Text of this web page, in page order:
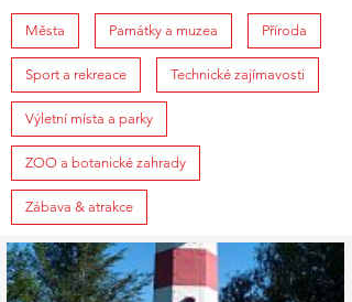
Města Památky a muzea Příroda
Sport a rekreace Technické zajímavosti
Výletní místa a parky
ZOO a botanické zahrady
Zábava & atrakce